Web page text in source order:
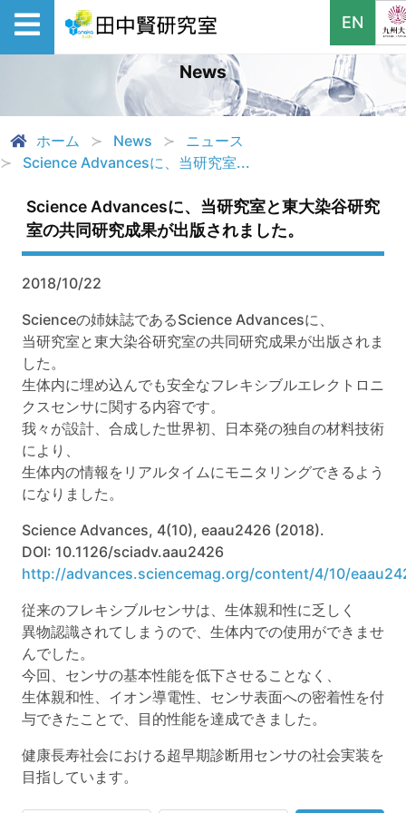
EN
News
ホーム News
ニュース
Science Advancesに、当研究室...
Science Advancesに、当研究室と東大染谷研究
室の共同研究成果が出版されました。
2018/10/22
Scienceの姉妹誌であるScience Advancesに、
当研究室と東大染谷研究室の共同研究成果が出版されま
した。
生体内に埋め込んでも安全なフレキシブルエレクトロニ
クスセンサに関する内容です。
我々が設計、合成した世界初、日本発の独自の材料技術
により、
生体内の情報をリアルタイムにモニタリングできるよう
になりました。
Science Advances, 4(10), eaau2426 (2018).
DOI: 10.1126/sciadv.aau2426
http://advances.sciencemag.org/content/4/10/
従来のフレキシブルセンサは、生体親和性に乏しく
異物認識されてしまうので、生体内での使用ができませ
んでした。
今回、センサの基本性能を低下させることなく、
生体親和性、イオン導電性、センサ表面への密着性を付
与できたことで、目的性能を達成できました。
健康長寿社会における超早期診断用センサの社会実装を
目指しています。